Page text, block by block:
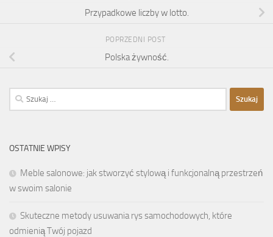
Przypadkowe liczby w lotto.
POPRZEDNI POST
Polska żywność.
Szukaj:
OSTATNIE WPISY
Meble salonowe: jak stworzyć stylową i funkcjonalną przestrzeń
w swoim salonie
Skuteczne metody usuwania rys samochodowych, które
odmienią Twój pojazd